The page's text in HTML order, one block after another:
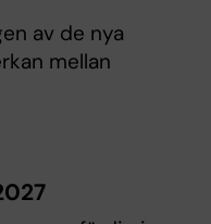
av de nya
mellan